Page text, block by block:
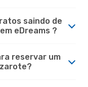
saindo de
eDreams ?
reservar um